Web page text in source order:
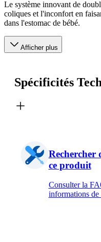
Le système innovant de
coliques et l'inconfort en
dans l'estomac de bébé.
Afficher plus
Spécificités
Rechercher
ce produit
Consulter la
informations de